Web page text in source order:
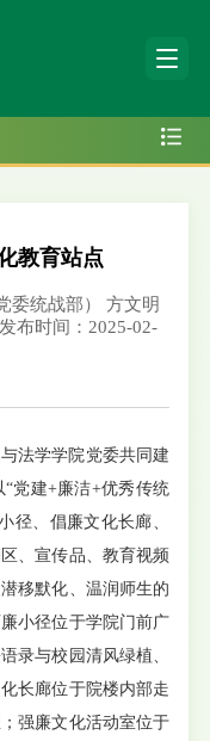
教育站点
委统战部） 方文明
发布时间：2025-02-
法学学院党委共同建
党建+廉洁+优秀传统
径、倡廉文化长廊、
、宣传品、教育视频
移默化、温润师生的
小径位于学院门前广
录与校园清风绿植、
长廊位于院楼内部走
强廉文化活动室位于